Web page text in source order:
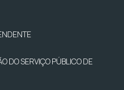
DO SERVIÇO PÚBLICO DE